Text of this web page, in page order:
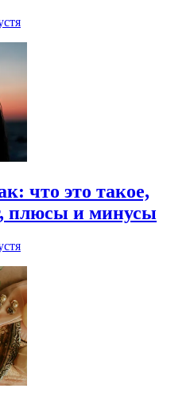
что это такое,
плюсы и минусы